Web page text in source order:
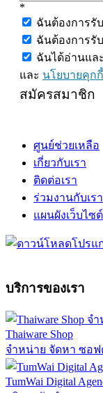
*
ฉันต้องการรั
ฉันต้องการรั
ฉันได้อ่านแล
และ นโยบายคุกกี้
สมัครสมาชิก
ศูนย์ช่วยเหลือ
เกี่ยวกับเรา
ติดต่อเรา
ร่วมงานกับเรา
แผนผังเว็บไซต์
บริการของเรา
Thaiware Shop
จำหน่าย จัดหา ซอ
TumWai Digital